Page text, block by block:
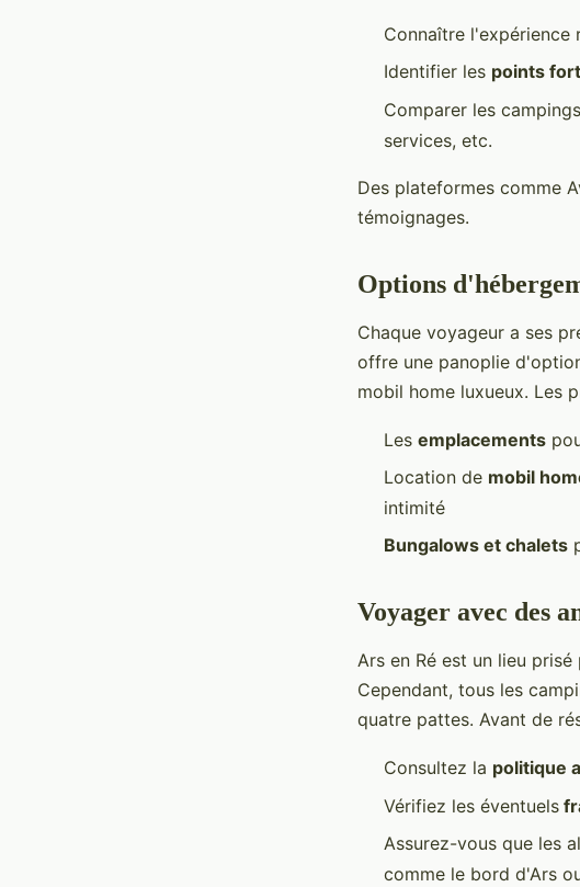
Connaître l'expérience
Identifier les points
Comparer les
services, etc.
Des plateformes comme
témoignages.
Options
Chaque voyageur a ses
offre une panoplie
mobil home luxueux. Les
Les emplacements
Location de mobil
intimité
Bungalows et chalets
Voyager avec des
Ars en Ré est un lieu
Cependant, tous les
quatre pattes. Avant de
Consultez la politique
Vérifiez les éventuels
Assurez-vous que les
comme le bord d'Ars